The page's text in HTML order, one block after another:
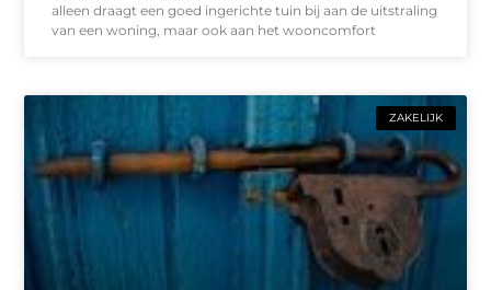
alleen draagt een goed ingerichte tuin bij aan de uitstraling
van een woning, maar ook aan het wooncomfort
ZAKELIJK